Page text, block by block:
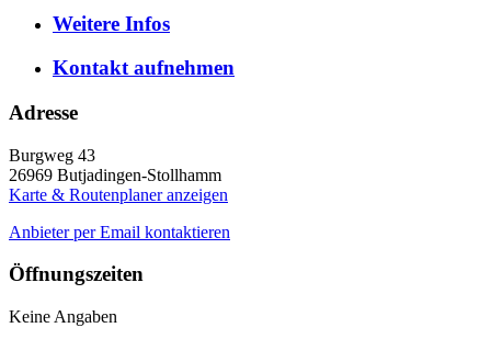
Weitere Infos
Kontaktaufnehmen
Adresse
Burgweg 43
26969 Butjadingen-Stollhamm
Karte & Routenplaner anzeigen
Anbieter per Email kontaktieren
Öffnungszeiten
Keine Angaben